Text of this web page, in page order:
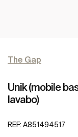
The Gap
Unik (mobile
lavabo)
REF: A851494517